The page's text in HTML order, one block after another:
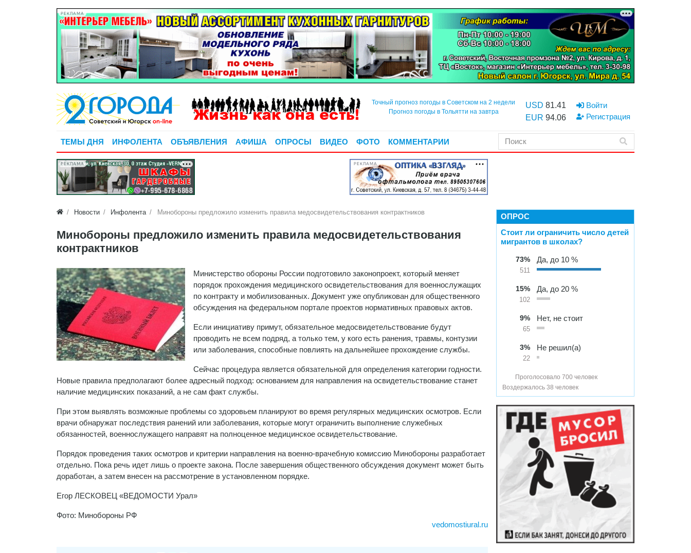
РЕКЛАМА
Точный прогноз погоды в Советском на 2 недели
Прогноз погоды в Тольятти на завтра
USD 81.41
EUR 94.06
Войти
Регистрация
ТЕМЫ ДНЯ ИНФОЛЕНТА ОБЪЯВЛЕНИЯ АФИША ОПРОСЫ ВИДЕО ФОТО КОММЕНТАРИИ
РЕКЛАМА РЕКЛАМА
Новости Инфолента Минобороны предложило изменить правила медосвидетельствования контрактников
Минобороны предложило изменить правила медосвидетельствования
контрактников
Министерство обороны России подготовило законопроект, который меняет
порядок прохождения медицинского освидетельствования для военнослужащих
по контракту и мобилизованных. Документ уже опубликован для общественного
обсуждения на федеральном портале проектов нормативных правовых актов.
Если инициативу примут, обязательное медосвидетельствование будут
проводить не всем подряд, а только тем, у кого есть ранения, травмы, контузии
или заболевания, способные повлиять на дальнейшее прохождение службы.
Сейчас процедура является обязательной для определения категории годности.
Новые правила предполагают более адресный подход: основанием для направления на освидетельствование станет
наличие медицинских показаний, а не сам факт службы.
При этом выявлять возможные проблемы со здоровьем планируют во время регулярных медицинских осмотров. Если
врачи обнаружат последствия ранений или заболевания, которые могут ограничить выполнение служебных
обязанностей, военнослужащего направят на полноценное медицинское освидетельствование.
Порядок проведения таких осмотров и критерии направления на военно-врачебную комиссию Минобороны разработает
отдельно. Пока речь идет лишь о проекте закона. После завершения общественного обсуждения документ может быть
доработан, а затем внесен на рассмотрение в установленном порядке.
Егор ЛЕСКОВЕЦ «ВЕДОМОСТИ Урал»
Фото: Минобороны РФ
vedomostiural.ru
ОПРОС
Стоит ли ограничить число детей
мигрантов в школах?
73%
511
Да, до 10 %
15%
102
Да, до 20 %
9%
65
Нет, не стоит
3%
22
Не решил(а)
Проголосовало 700 человек
Воздержалось 38 человек